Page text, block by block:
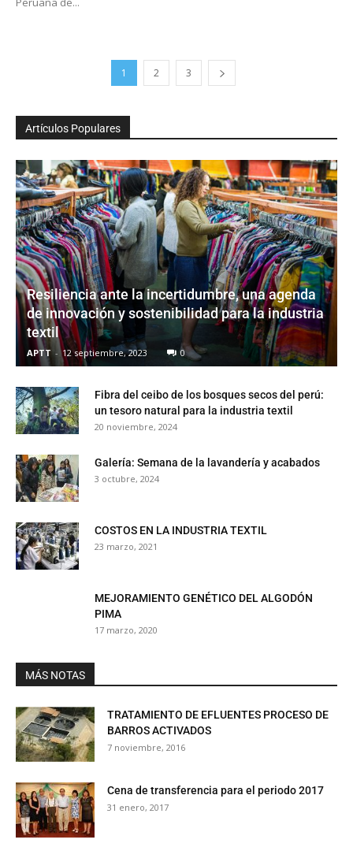
1 2 3
Artículos Populares
Resiliencia ante la incertidumbre, una agenda
de innovación y sostenibilidad para la industria
textil
APTT - 12 septiembre, 2023 0
Fibra del ceibo de los bosques secos del perú:
un tesoro natural para la industria textil
20 noviembre, 2024
Galería: Semana de la lavandería y acabados
3 octubre, 2024
COSTOS EN LA INDUSTRIA TEXTIL
23 marzo, 2021
MEJORAMIENTO GENÉTICO DEL ALGODÓN
PIMA
17 marzo, 2020
MÁS NOTAS
TRATAMIENTO DE EFLUENTES PROCESO DE
BARROS ACTIVADOS
7 noviembre, 2016
Cena de transferencia para el periodo 2017
31 enero, 2017